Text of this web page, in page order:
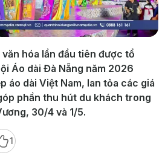
Video
hóa lần đầu tiên được tổ
Áo dài Đà Nẵng năm 2026
áo dài Việt Nam, lan tỏa các giá
phần thu hút du khách trong
30/4 và 1/5.
1